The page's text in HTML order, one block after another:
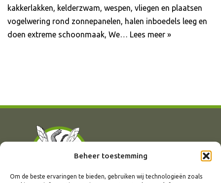
Beheer toestemming
Om de beste ervaringen te bieden, gebruiken wij technologieën zoals
kakkerlakken, kelderzwam, wespen, vliegen en plaatsen
vogelwering rond zonnepanelen, halen inboedels leeg en
doen extreme schoonmaak, We… Lees meer »